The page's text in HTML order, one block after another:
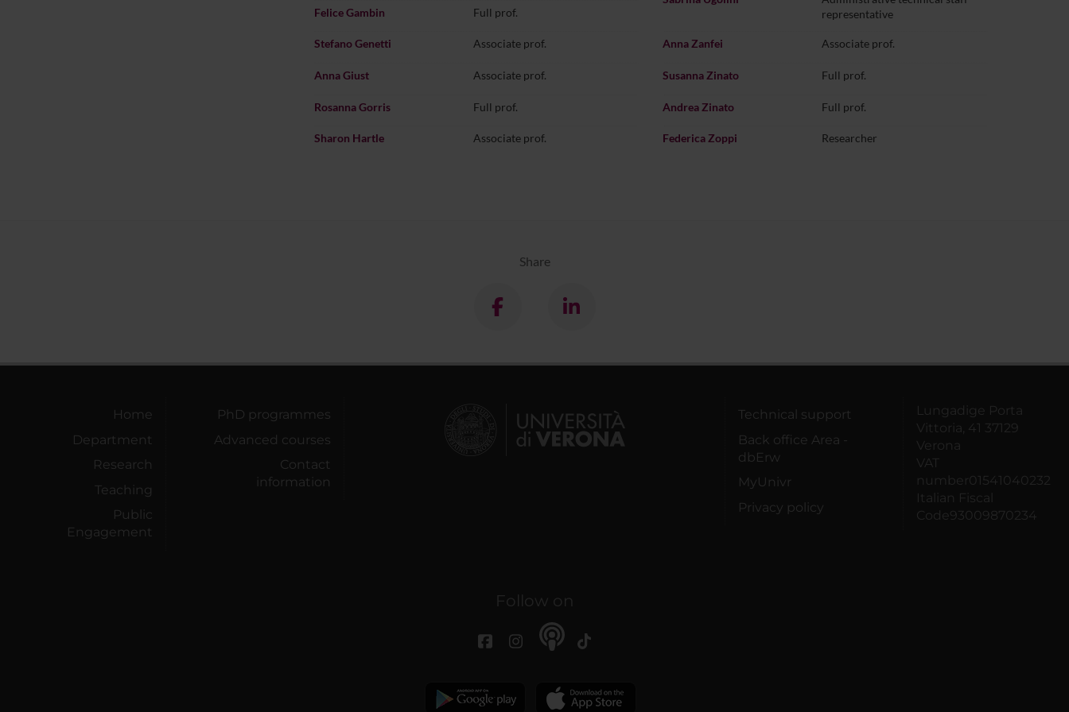
Felice Gambin Full prof.
Stefano Genetti Associate prof.
Anna Giust Associate prof.
Rosanna Gorris Full prof.
Sharon Hartle Associate prof.
representative
Anna Zanfei Associate prof.
Susanna Zinato Full prof.
Andrea Zinato Full prof.
Federica Zoppi Researcher
Share
Home
Department
Research
Teaching
Public
Engagement
PhD programmes
Advanced courses
Contact
information
Technical support
Back office Area -
dbErw
MyUnivr
Privacy policy
Lungadige Porta
Vittoria, 41 37129
Verona
VAT
number01541040232
Italian Fiscal
Code93009870234
Follow on